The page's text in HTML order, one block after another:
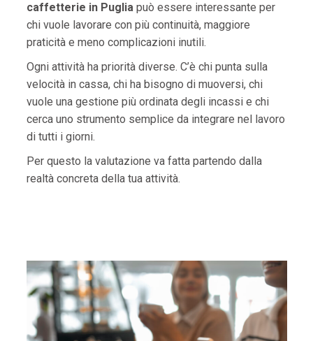
caffetterie in Pugliapuò essere interessante per
chi vuole lavorare con più continuità, maggiore
praticità e meno complicazioni inutili.
Ogni attività ha priorità diverse. C’è chi punta sulla
velocità in cassa, chi ha bisogno di muoversi, chi
vuole una gestione più ordinata degli incassi e chi
cerca uno strumento semplice da integrare nel lavoro
di tutti i giorni.
Per questo la valutazione va fatta partendo dalla
realtà concreta della tua attività.